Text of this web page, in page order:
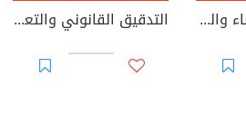
التوثيق في القضاء والقانون المغربيين: تغيير مؤسسات جامعية - يوليوز 2026 التدقيق القانوني والتعاقدي للحسابات السنوية للأحزاب السياسية